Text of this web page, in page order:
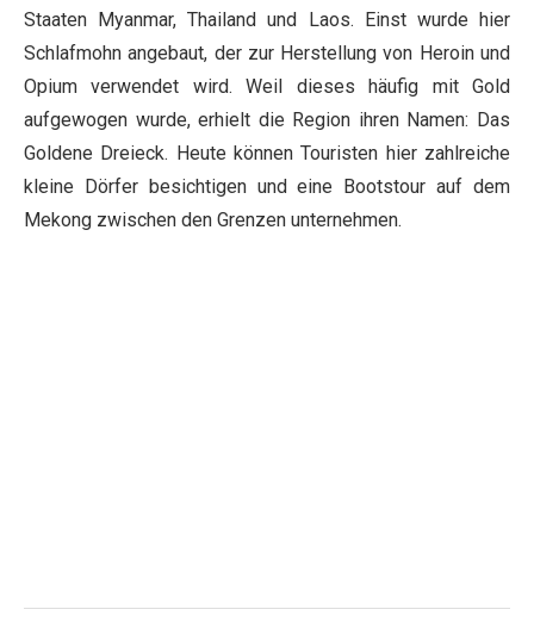
Staaten Myanmar, Thailand und Laos. Einst wurde hier
Schlafmohn angebaut, der zur Herstellung von Heroin und
Opium verwendet wird. Weil dieses häufig mit Gold
aufgewogen wurde, erhielt die Region ihren Namen: Das
Goldene Dreieck. Heute können Touristen hier zahlreiche
kleine Dörfer besichtigen und eine Bootstour auf dem
Mekong zwischen den Grenzen unternehmen.